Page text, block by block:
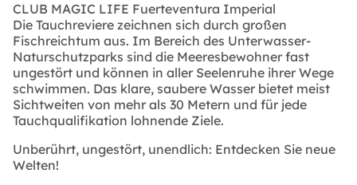
CLUB MAGIC LIFE Fuerteventura Imperial
Die Tauchreviere zeichnen sich durch großen
Fischreichtum aus. Im Bereich des Unterwasser-
Naturschutzparks sind die Meeresbewohner fast
ungestört und können in aller Seelenruhe ihrer Wege
schwimmen. Das klare, saubere Wasser bietet meist
Sichtweiten von mehr als 30 Metern und für jede
Tauchqualifikation lohnende Ziele.
Unberührt, ungestört, unendlich: Entdecken Sie neue
Welten!